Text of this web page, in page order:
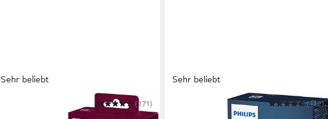
Sehr beliebt
Elektrokörperrasierer SatinShave
(171)
Sehr beliebt
Elektrorasierer Shaver Series 5000
(112)